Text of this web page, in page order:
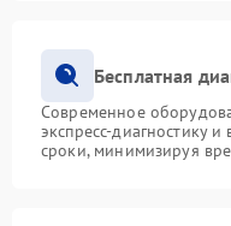
Бесплатная
Современное
экспресс-диагностику
сроки, минимизируя